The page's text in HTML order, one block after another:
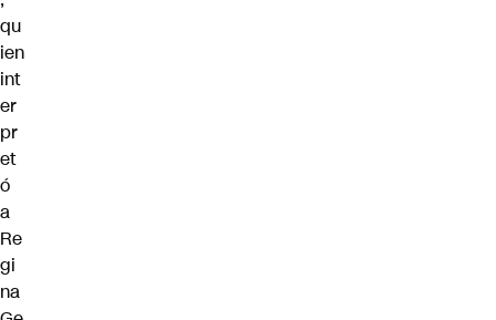
qu
ien
int
er
pr
et
ó
a
Re
gi
na